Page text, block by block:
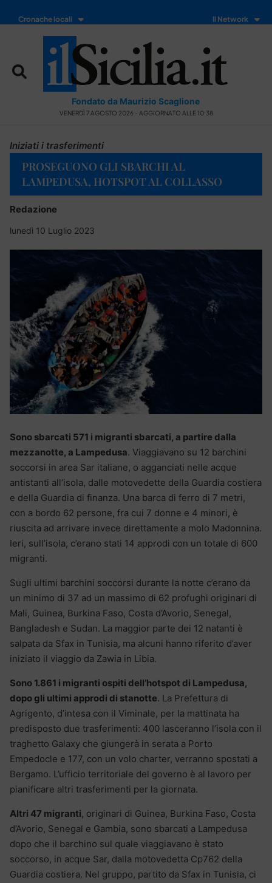
Cronache locali Il Network
Fondato da Maurizio Scaglione
VENERDÌ 7 AGOSTO 2026 - AGGIORNATO ALLE 10:38
Iniziati i trasferimenti
PROSEGUONO GLI SBARCHI AL
LAMPEDUSA, HOTSPOT AL COLLASSO
Redazione
lunedì 10 Luglio 2023
Sono sbarcati 571 i migranti sbarcati, a partire dalla
mezzanotte, a Lampedusa. Viaggiavano su 12 barchini
soccorsi in area Sar italiane, o agganciati nelle acque
antistanti all’isola, dalle motovedette della Guardia costiera
e della Guardia di finanza. Una barca di ferro di 7 metri,
con a bordo 62 persone, fra cui 7 donne e 4 minori, è
riuscita ad arrivare invece direttamente a molo Madonnina.
Ieri, sull’isola, c’erano stati 14 approdi con un totale di 600
migranti.
Sugli ultimi barchini soccorsi durante la notte c’erano da
un minimo di 37 ad un massimo di 62 profughi originari di
Mali, Guinea, Burkina Faso, Costa d’Avorio, Senegal,
Bangladesh e Sudan. La maggior parte dei 12 natanti è
salpata da Sfax in Tunisia, ma alcuni hanno riferito d’aver
iniziato il viaggio da Zawia in Libia.
Sono 1.861 i migranti ospiti dell’hotspot di Lampedusa,
dopo gli ultimi approdi di stanotte. La Prefettura di
Agrigento, d’intesa con il Viminale, per la mattinata ha
predisposto due trasferimenti: 400 lasceranno l’isola con il
traghetto Galaxy che giungerà in serata a Porto
Empedocle e 177, con un volo charter, verranno spostati a
Bergamo. L’ufficio territoriale del governo è al lavoro per
pianificare altri trasferimenti per la giornata.
Altri 47 migranti, originari di Guinea, Burkina Faso, Costa
d’Avorio, Senegal e Gambia, sono sbarcati a Lampedusa
dopo che il barchino sul quale viaggiavano è stato
soccorso, in acque Sar, dalla motovedetta Cp762 della
Guardia costiera. Nel gruppo, partito da Sfax in Tunisia, ci